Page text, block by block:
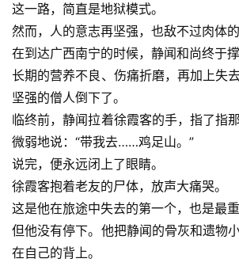
这一路，简直是地狱模式。
然而，人的意志再坚强，也敌不过肉体的
在到达广西南宁的时候，静闻和尚终于撑
长期的营养不良、伤痛折磨，再加上失
坚强的僧人倒下了。
临终前，静闻拉着徐霞客的手，指了指
微弱地说：“带我去……鸡足山。”
说完，便永远闭上了眼睛。
徐霞客抱着老友的尸体，放声大痛哭。
这是他在旅途中失去的第一个，也是最重
但他没有停下。他把静闻的骨灰和遗物
在自己的背上。